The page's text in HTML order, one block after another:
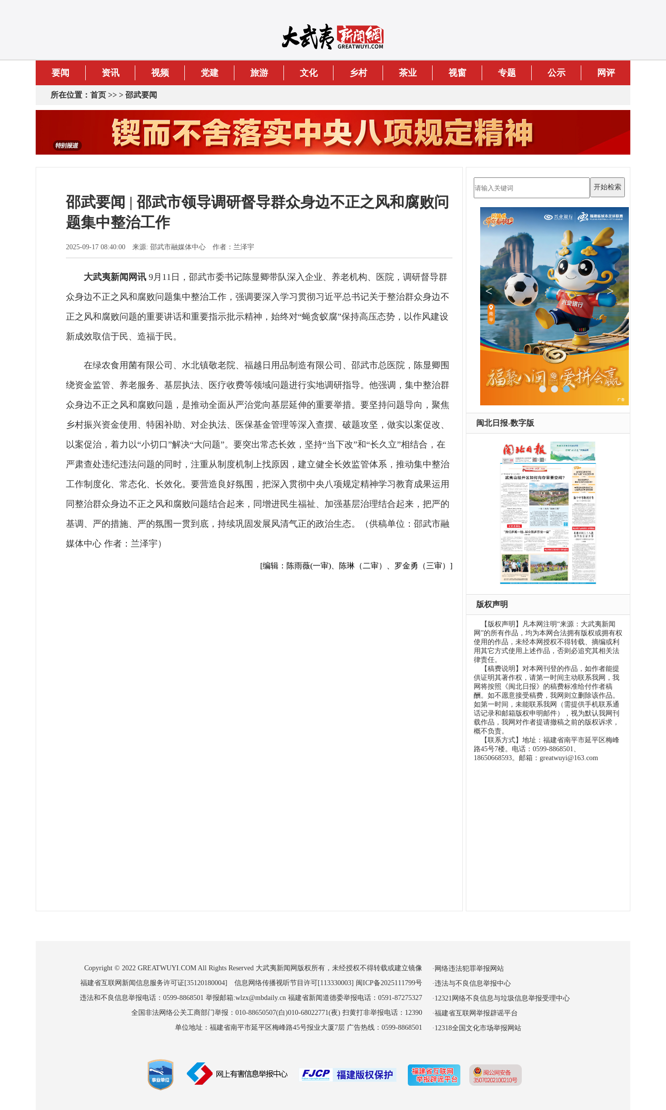
要闻 资讯 视频 党建 旅游 文化 乡村 茶业 视窗 专题 公示 网评
所在位置： 首页 >> > 邵武要闻
邵武要闻 | 邵武市领导调研督导群众身边不正之风和腐败问
题集中整治工作
2025-09-17 08:40:00 来源: 邵武市融媒体中心 作者：兰泽宇
大武夷新闻网讯 9月11日，邵武市委书记陈显卿带队深入企业、养老机构、医院，调研督导群
众身边不正之风和腐败问题集中整治工作，强调要深入学习贯彻习近平总书记关于整治群众身边不
正之风和腐败问题的重要讲话和重要指示批示精神，始终对“蝇贪蚁腐”保持高压态势，以作风建设
新成效取信于民、造福于民。
在绿农食用菌有限公司、水北镇敬老院、福越日用品制造有限公司、邵武市总医院，陈显卿围
绕资金监管、养老服务、基层执法、医疗收费等领域问题进行实地调研指导。他强调，集中整治群
众身边不正之风和腐败问题，是推动全面从严治党向基层延伸的重要举措。要坚持问题导向，聚焦
乡村振兴资金使用、特困补助、对企执法、医保基金管理等深入查摆、破题攻坚，做实以案促改、
以案促治，着力以“小切口”解决“大问题”。要突出常态长效，坚持“当下改”和“长久立”相结合，在
严肃查处违纪违法问题的同时，注重从制度机制上找原因，建立健全长效监管体系，推动集中整治
工作制度化、常态化、长效化。要营造良好氛围，把深入贯彻中央八项规定精神学习教育成果运用
同整治群众身边不正之风和腐败问题结合起来，同增进民生福祉、加强基层治理结合起来，把严的
基调、严的措施、严的氛围一贯到底，持续巩固发展风清气正的政治生态。（供稿单位：邵武市融
媒体中心 作者：兰泽宇）
[编辑：陈雨薇(一审)、陈琳（二审）、罗金勇（三审）]
闽北日报-数字版
版权声明
【版权声明】凡本网注明“来源：大武夷新闻
网”的所有作品，均为本网合法拥有版权或拥有权
使用的作品，未经本网授权不得转载、摘编或利
用其它方式使用上述作品，否则必追究其相关法
律责任。
【稿费说明】对本网刊登的作品，如作者能提
供证明其著作权，请第一时间主动联系我网，我
网将按照《闽北日报》的稿费标准给付作者稿
酬。如不愿意接受稿费，我网则立删除该作品。
如第一时间，未能联系我网（需提供手机联系通
话记录和邮箱版权申明邮件），视为默认我网刊
载作品，我网对作者提请撤稿之前的版权诉求，
概不负责。
【联系方式】地址：福建省南平市延平区梅峰
路45号7楼。电话：0599-8868501、
18650668593。邮箱：greatwuyi@163.com
Copyright © 2022 GREATWUYI.COM All Rights Reserved 大武夷新闻网版权所有，未经授权不得转载或建立镜像
福建省互联网新闻信息服务许可证[35120180004] 信息网络传播视听节目许可[113330003] 闽ICP备2025111799号
违法和不良信息举报电话：0599-8868501 举报邮箱:wlzx@mbdaily.cn 福建省新闻道德委举报电话：0591-87275327
全国非法网络公关工商部门举报：010-88650507(白)010-68022771(夜) 扫黄打非举报电话：12390
单位地址：福建省南平市延平区梅峰路45号报业大厦7层 广告热线：0599-8868501
·网络违法犯罪举报网站
·违法与不良信息举报中心
·12321网络不良信息与垃圾信息举报受理中心
·福建省互联网举报辟谣平台
·12318全国文化市场举报网站